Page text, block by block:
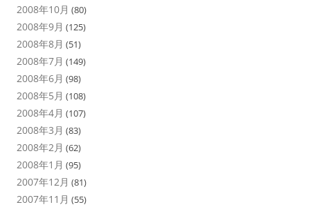
2008年10月 (80)
2008年9月 (125)
2008年8月 (51)
2008年7月 (149)
2008年6月 (98)
2008年5月 (108)
2008年4月 (107)
2008年3月 (83)
2008年2月 (62)
2008年1月 (95)
2007年12月 (81)
2007年11月 (55)